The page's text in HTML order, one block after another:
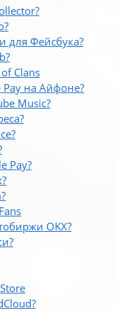
для Фейсбука?
Clans
Pay на Айфоне?
Music?
Pay?
OKX?